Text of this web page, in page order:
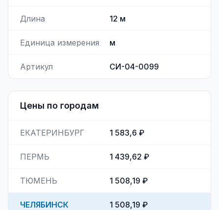
Длина 12 м
Единица измерения м
Артикул СИ-04-0099
Цены по городам
ЕКАТЕРИНБУРГ 1 583,6 ₽
ПЕРМЬ 1 439,62 ₽
ТЮМЕНЬ 1 508,19 ₽
ЧЕЛЯБИНСК 1 508,19 ₽